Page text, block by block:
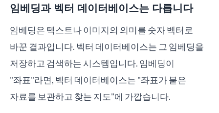
임베딩과 벡터 데이터베이스는 다릅니다
임베딩은 텍스트나 이미지의 의미를 숫자 벡터로
바꾼 결과입니다. 벡터 데이터베이스는 그 임베딩을
저장하고 검색하는 시스템입니다. 임베딩이
"좌표"라면, 벡터 데이터베이스는 "좌표가 붙은
자료를 보관하고 찾는 지도"에 가깝습니다.